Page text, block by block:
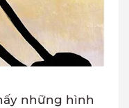
những hình